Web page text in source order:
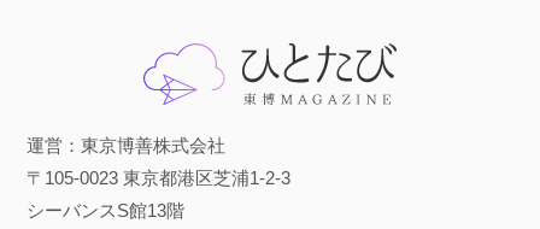
運営：東京博善株式会社
〒105-0023 東京都港区芝浦1-2-3
シーバンスS館13階